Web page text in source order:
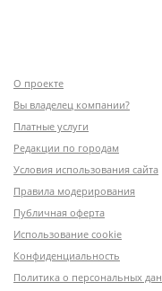
О проекте
Вы владелец компании?
Платные услуги
Редакции по городам
Условия использования сайта
Правила модерирования
Публичная оферта
Использование cookie
Конфиденциальность
Политика о персональных